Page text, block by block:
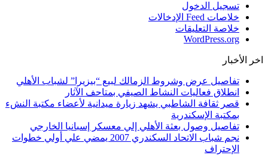
تسجيل الدخول
خلاصات Feed الإدخالات
خلاصة التعليقات
WordPress.org
اخر الأخبار
تفاصيل عرض وشروط الزمالك لبيع “بيزيرا” لشباب الأهلي
انطلاق فعاليات النشاط الصيفي بمتاحف الآثار
قصر ثقافة الشاطبي يشهد زيارة ميدانية لأعضاء مكتبة النشء
بمكتبة الإسكندرية
تفاصيل وصول بعثة الأهلي إلي معسكر إسبانيا الخارجي
نجم شباب الاتحاد السكندري 2007 يمضي علي أولي خطوات
الإحتراف